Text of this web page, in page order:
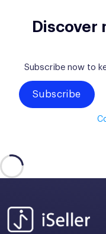
Discover
Subscribe now to
Subscribe